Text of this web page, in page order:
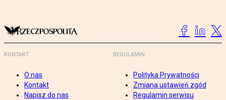
KONTAKT
O nas
Kontakt
Napisz do nas
REGULAMIN
Polityka Prywatności
Zmiana ustawień zgód
Regulamin serwisu